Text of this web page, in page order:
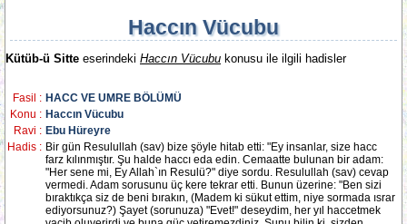
Haccın Vücubu
Kütüb-ü Sitte eserindeki Haccın Vücubu konusu ile ilgili hadisler
Fasil : HACC VE UMRE BÖLÜMÜ
Konu : Haccın Vücubu
Ravi : Ebu Hüreyre
Hadis : Bir gün Resulullah (sav) bize şöyle hitab etti: "Ey insanlar, size hacc
farz kılınmıştır. Şu halde haccı eda edin. Cemaatte bulunan bir adam:
"Her sene mi, Ey Allah`ın Resulü?" diye sordu. Resulullah (sav) cevap
vermedi. Adam sorusunu üç kere tekrar etti. Bunun üzerine: "Ben sizi
bıraktıkça siz de beni bırakın, (Madem ki sükut ettim, niye sormada ısrar
ediyorsunuz?) Şayet (sorunuza) "Evet!" deseydim, her yıl haccetmek